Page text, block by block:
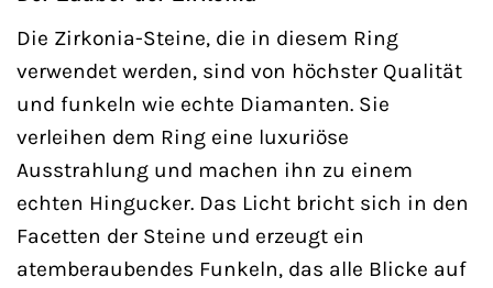
Die Zirkonia-Steine, die in diesem Ring
verwendet werden, sind von höchster Qualität
und funkeln wie echte Diamanten. Sie
verleihen dem Ring eine luxuriöse
Ausstrahlung und machen ihn zu einem
echten Hingucker. Das Licht bricht sich in den
Facetten der Steine und erzeugt ein
atemberaubendes Funkeln, das alle Blicke auf